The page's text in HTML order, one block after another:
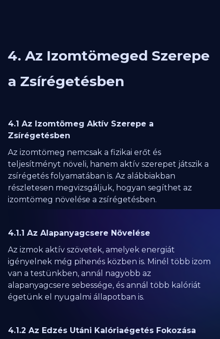
4. Az Izomtömeged Szerepe
a Zsírégetésben
4.1 Az Izomtömeg Aktív Szerepe a
Zsírégetésben
Az izomtömeg nemcsak a fizikai erőt és
teljesítményt növeli, hanem aktív szerepet játszik a
zsírégetés folyamatában is. Az alábbiakban
részletesen megvizsgáljuk, hogyan segíthet az
izomtömeg növelése a zsírégetésben.
4.1.1 Az Alapanyagcsere Növelése
Az izmok aktív szövetek, amelyek energiát
igényelnek még pihenés közben is. Minél több izom
van a testünkben, annál nagyobb az
alapanyagcsere sebessége, és annál több kalóriát
égetünk el nyugalmi állapotban is.
4.1.2 Az Edzés Utáni Kalóriaégetés Fokozása